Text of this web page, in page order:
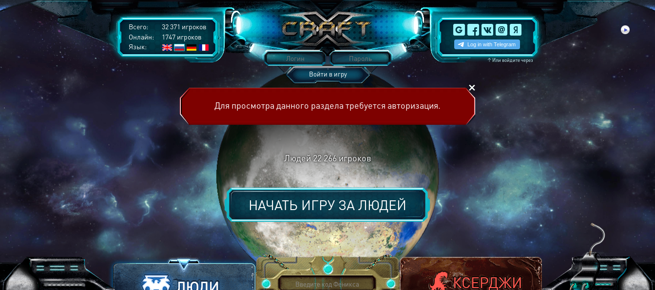
Всего:
32 371 игроков
Онлайн:
1747 игроков
Язык:
↑Или войдите через
Войти в игру
Для просмотра данного раздела требуется авторизация.
Людей 22 266игроков
НАЧАТЬ ИГРУ ЗАЛЮДЕЙ